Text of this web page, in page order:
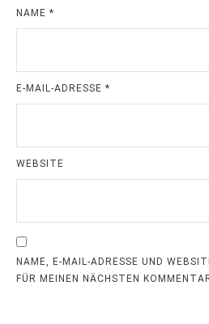
NAME *
E-MAIL-ADRESSE *
WEBSITE
NAME, E-MAIL-ADRESSE UND
FÜR MEINEN NÄCHSTEN